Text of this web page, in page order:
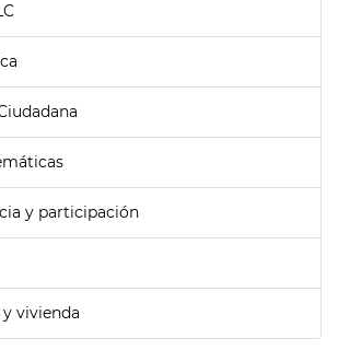
y participación
vivienda